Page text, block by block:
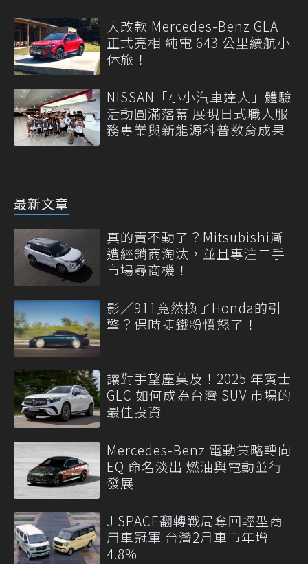
大改款 Mercedes-Benz GLA
正式亮相 純電 643 公里續航小
休旅！
NISSAN「小小汽車達人」體驗
活動圓滿落幕 展現日式職人服
務專業與新能源科普教育成果
最新文章
真的賣不動了？Mitsubishi漸
遭經銷商淘汰，並且專注二手
市場尋商機！
影／911竟然換了Honda的引
擎？保時捷鐵粉憤怒了！
讓對手望塵莫及！2025 年賓士
GLC 如何成為台灣 SUV 市場的
最佳投資
Mercedes-Benz 電動策略轉向
EQ 命名淡出 燃油與電動並行
發展
J SPACE翻轉戰局奪回輕型商
用車冠軍 台灣2月車市年增
4.8%